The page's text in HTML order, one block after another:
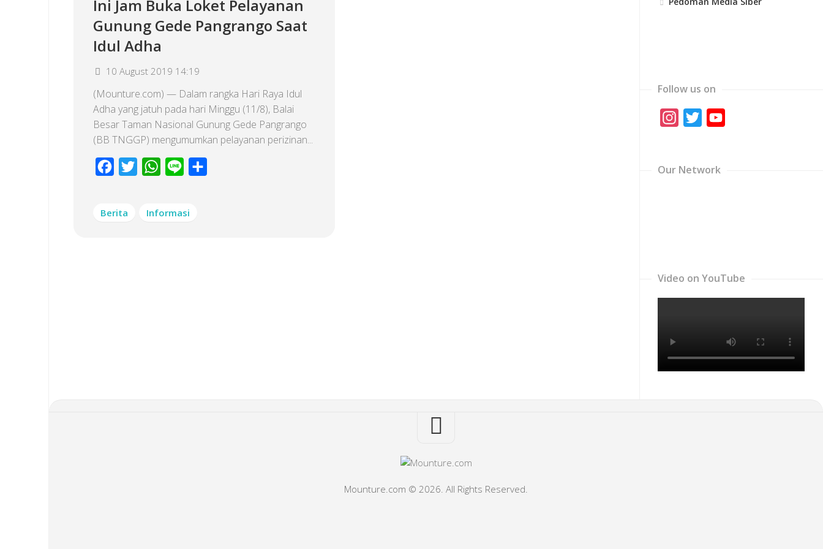
Ini Jam Buka Loket Pelayanan
Gunung Gede Pangrango Saat
Idul Adha
10 August 2019 14:19
(Mounture.com) — Dalam rangka Hari Raya Idul
Adha yang jatuh pada hari Minggu (11/8), Balai
Besar Taman Nasional Gunung Gede Pangrango
(BB TNGGP) mengumumkan pelayanan perizinan...
Facebook
Twitter WhatsApp
Line
Berita Informasi
Follow us on
Instagram
Twitter
Our Network
Video on YouTube
Mounture.com © 2026. All Rights Reserved.